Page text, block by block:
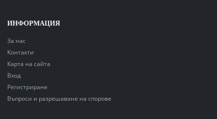
ИНФОРМАЦИЯ
За нас
Контакти
Карта на сайта
Вход
Регистриране
Въпроси и разрешаване на спорове